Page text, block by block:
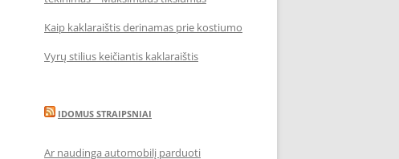
Kaip kaklaraištis derinamas prie kostiumo
Vyrų stilius keičiantis kaklaraištis
IDOMUS STRAIPSNIAI
Ar naudinga automobilį parduoti